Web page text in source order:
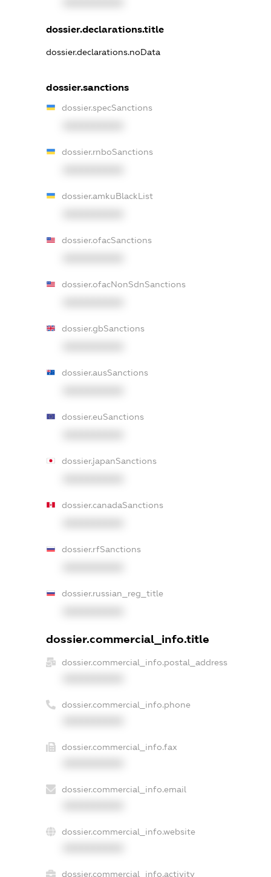
dossier.declarations.title
dossier.declarations.noData
dossier.sanctions
dossier.specSanctions
dossier.rnboSanctions
dossier.amkuBlackList
dossier.ofacSanctions
dossier.ofacNonSdnSanctions
dossier.gbSanctions
dossier.ausSanctions
dossier.euSanctions
dossier.japanSanctions
dossier.canadaSanctions
dossier.rfSanctions
dossier.russian_reg_title
dossier.commercial_info.title
dossier.commercial_info.postal_address
dossier.commercial_info.phone
dossier.commercial_info.fax
dossier.commercial_info.email
dossier.commercial_info.website
dossier.commercial_info.activity